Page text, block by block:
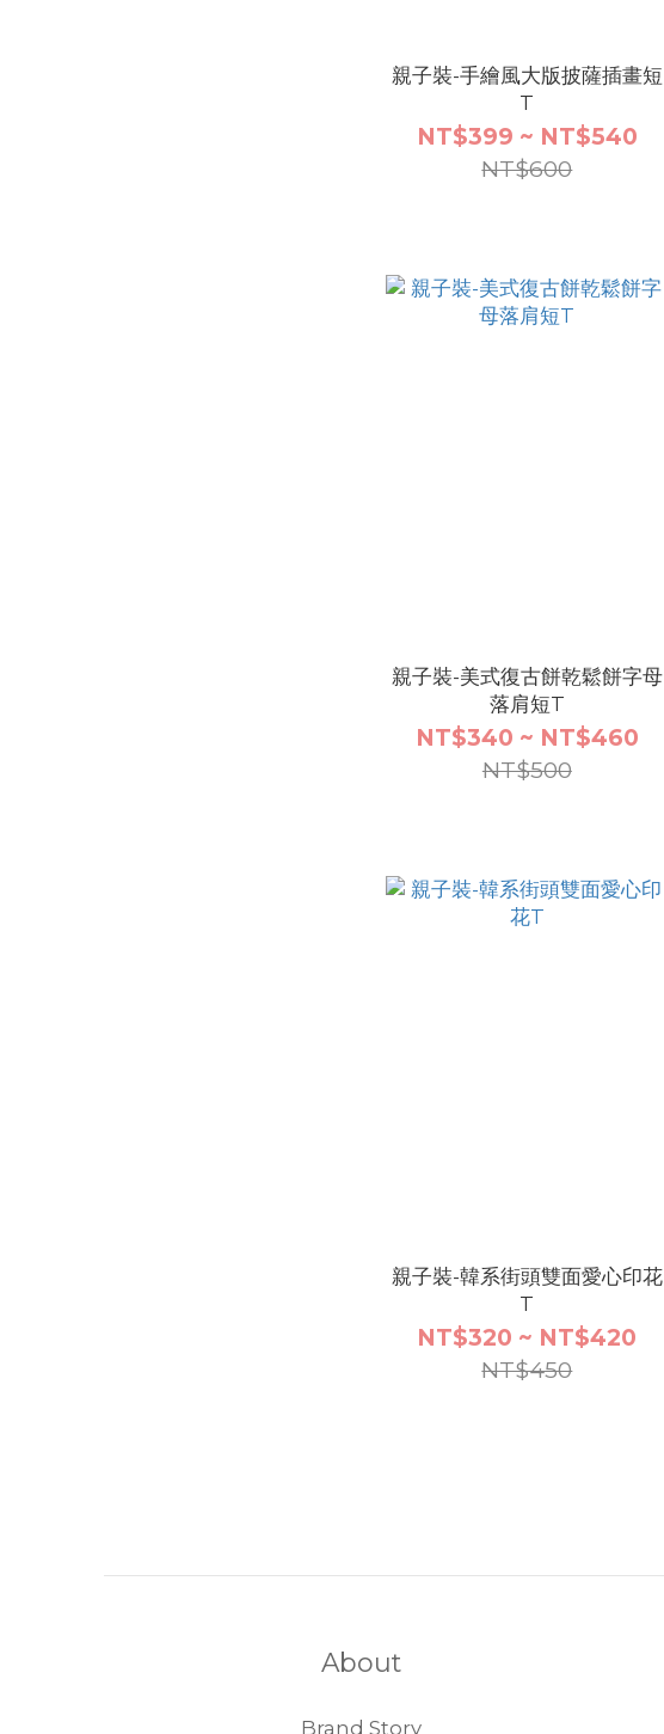
親子裝-手繪風大版披薩插畫短
T
NT$399 ~ NT$540
NT$600
親子裝-美式復古餅乾鬆餅字母
落肩短T
NT$340 ~ NT$460
NT$500
親子裝-韓系街頭雙面愛心印花
T
NT$320 ~ NT$420
NT$450
About
Brand Story